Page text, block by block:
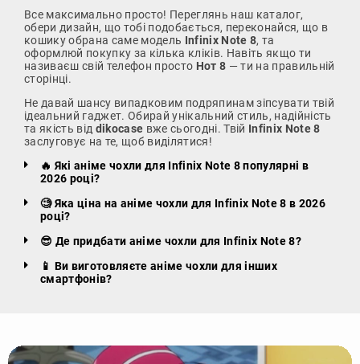
Все максимально просто! Переглянь наш каталог,
обери дизайн, що тобі подобається, переконайся, що в
кошику обрана саме модель Infinix Note 8, та
оформлюй покупку за кілька кліків. Навіть якщо ти
називаєш свій телефон просто Нот 8 — ти на правильній
сторінці.
Не давай шансу випадковим подряпинам зіпсувати твій
ідеальний гаджет. Обирай унікальний стиль, надійність
та якість від dikocase вже сьогодні. Твій Infinix Note 8
заслуговує на те, щоб виділятися!
🔥 Які аніме чохли для Infinix Note 8 популярні в
2026 році?
🧐 Яка ціна на аніме чохли для Infinix Note 8 в 2026
році?
😎 Де придбати аніме чохли для Infinix Note 8?
📱 Ви виготовляєте аніме чохли для інших
смартфонів?